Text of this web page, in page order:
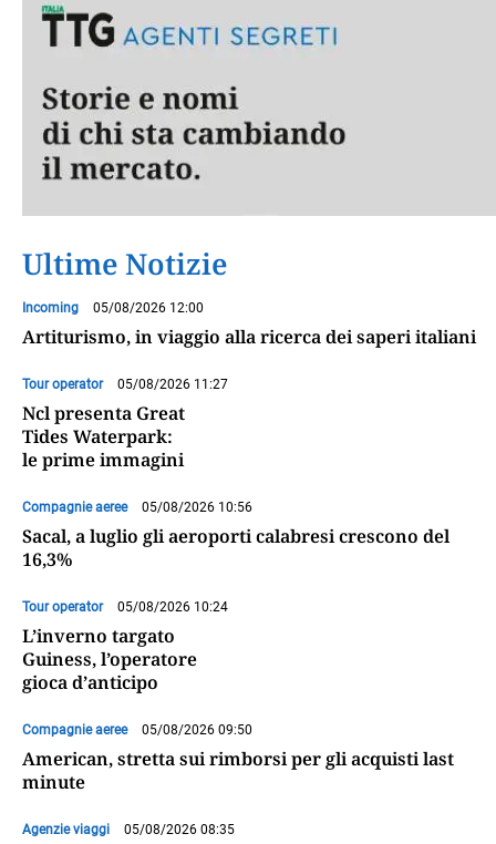
Ultime Notizie
Incoming 05/08/2026 12:00
Artiturismo, in viaggio alla ricerca dei saperi italiani
Tour operator 05/08/2026 11:27
Ncl presenta Great
Tides Waterpark:
le prime immagini
Compagnie aeree 05/08/2026 10:56
Sacal, a luglio gli aeroporti calabresi crescono del
16,3%
Tour operator 05/08/2026 10:24
L’inverno targato
Guiness, l’operatore
gioca d’anticipo
Compagnie aeree 05/08/2026 09:50
American, stretta sui rimborsi per gli acquisti last
minute
Agenzie viaggi 05/08/2026 08:35